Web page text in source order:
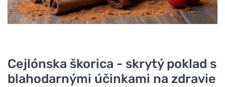
Cejlónska škorica - skrytý poklad s
blahodarnými účinkami na zdravie